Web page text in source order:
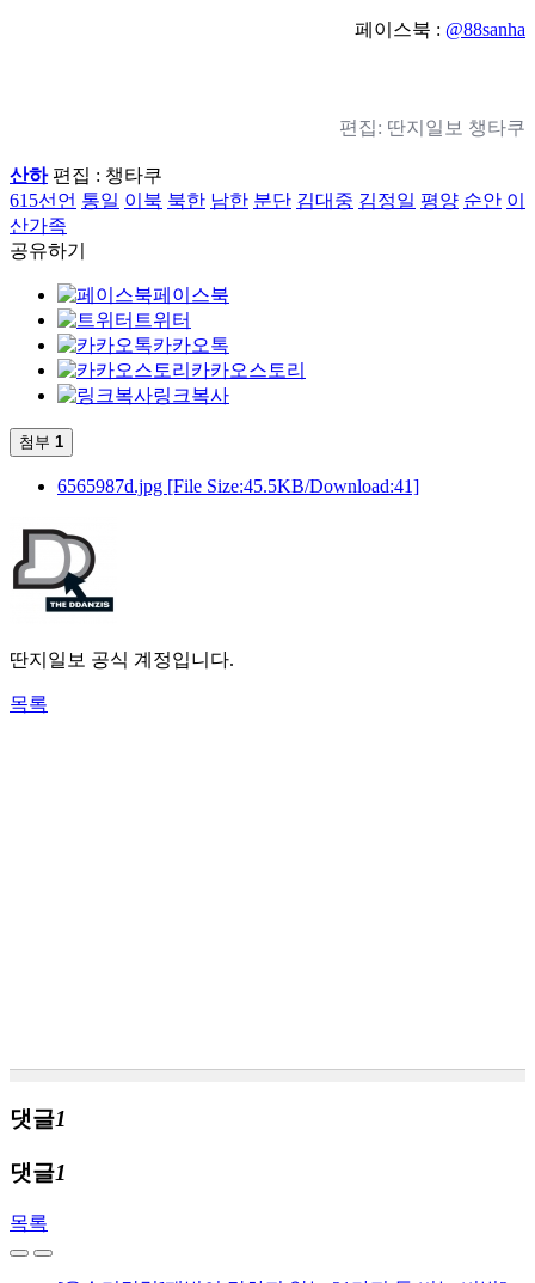
페이스북 : @88sanha
편집: 딴지일보 챙타쿠
산하 편집 : 챙타쿠
615선언 통일 이북 북한 남한 분단 김대중 김정일 평양 순안 이
산가족
공유하기
페이스북
트위터
카카오톡
카카오스토리
링크복사
첨부 1
6565987d.jpg [File Size:45.5KB/Download:41]
딴지일보 공식 계정입니다.
목록
댓글1
댓글1
목록